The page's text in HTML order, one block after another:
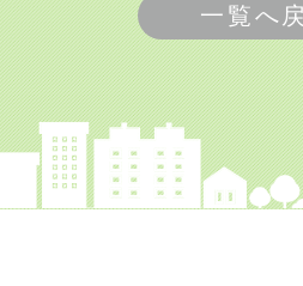
一覧へ